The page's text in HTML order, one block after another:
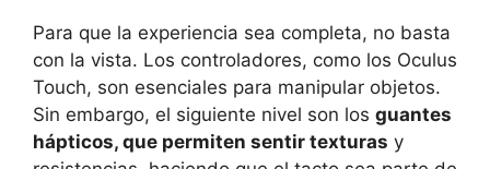
Para que la experiencia sea completa, no basta
con la vista. Los controladores, como los Oculus
Touch, son esenciales para manipular objetos.
Sin embargo, el siguiente nivel son los guantes
hápticos, que permiten sentir texturas y